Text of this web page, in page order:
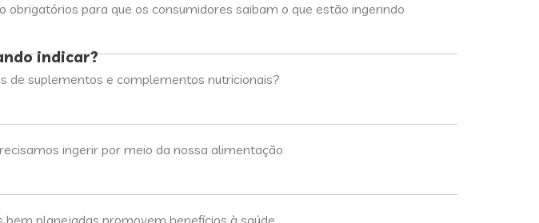
para que os consumidores saibam o que estão ingerindo
indicar?
de suplementos e complementos nutricionais?
ingerir por meio da nossa alimentação
planejadas promovem benefícios à saúde